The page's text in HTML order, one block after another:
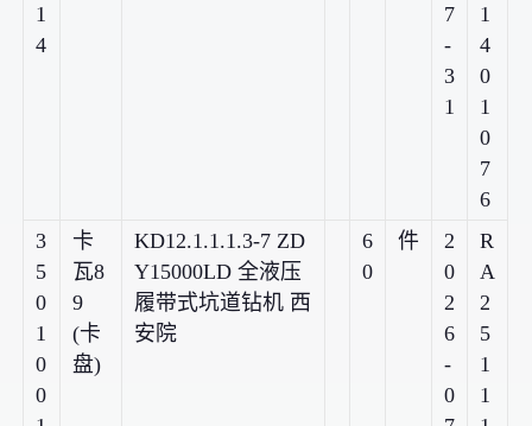
1
4
7
-
3
1
1
4
0
1
0
7
6
3
5
0
1
0
0
卡
瓦8
9
(卡
盘)
KD12.1.1.1.3-7 ZD
Y15000LD 全液压
履带式坑道钻机 西
安院
6
0
件
2
0
2
6
-
0
R
A
2
5
1
1